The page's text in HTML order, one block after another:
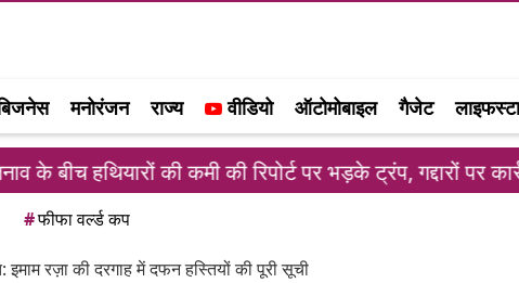
मनोरंजन राज्य वीडियो ऑटोमोबाइल गैजेट
की कमी की रिपोर्ट पर भड़के ट्रंप, गद्दारों पर कार्रवाई की
#फीफा वर्ल्ड कप
रज़ा की दरगाह में दफन हस्तियों की पूरी सूची